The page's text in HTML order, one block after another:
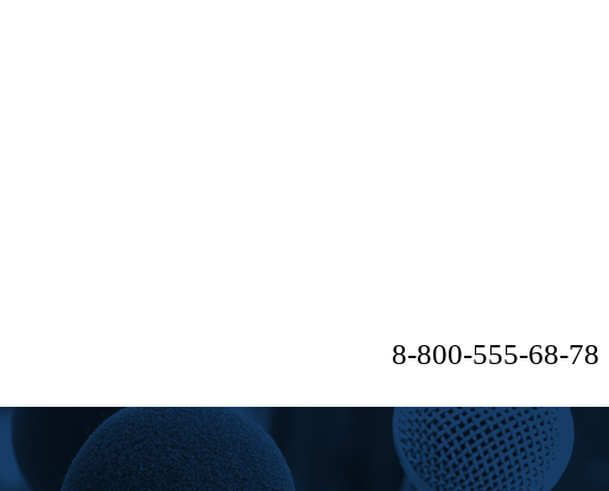
8-800-555-68-78